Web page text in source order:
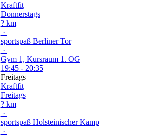
Kraftfit
Donnerstags
? km
·
sportspaß Berliner Tor
·
Gym 1, Kursraum 1. OG
19:45 - 20:35
Freitags
Kraftfit
Freitags
? km
·
sportspaß Holsteinischer Kamp
·